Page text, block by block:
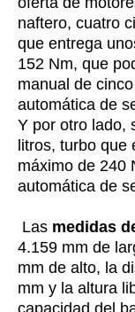
naftero, cuatro
que entrega
152 Nm, que
manual de
automática de
Y por otro lado,
litros, turbo
máximo de 240
automática de
Las medidas
4.159 mm de
mm de alto, la
mm y la altura